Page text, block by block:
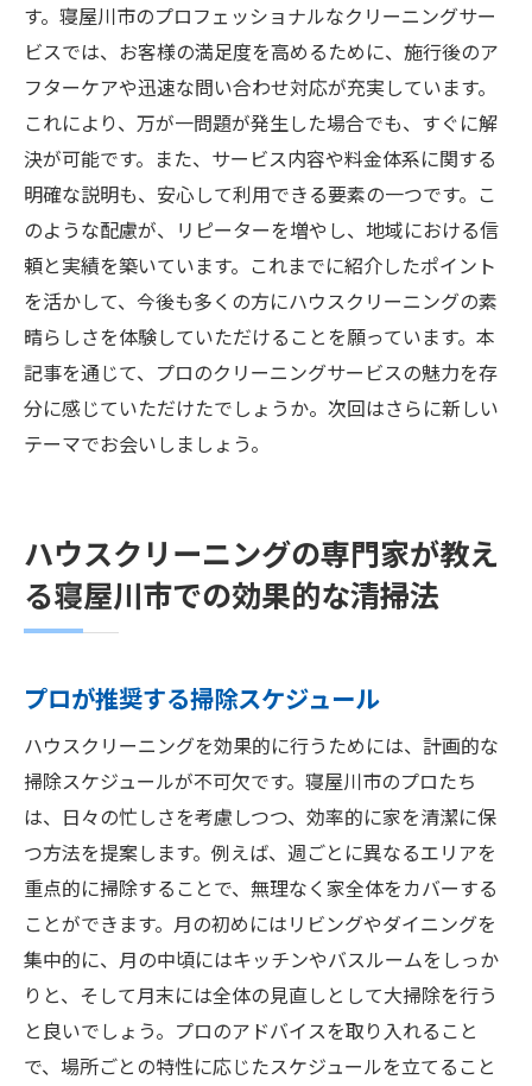
す。寝屋川市のプロフェッショナルなクリーニングサー
ビスでは、お客様の満足度を高めるために、施行後のア
フターケアや迅速な問い合わせ対応が充実しています。
これにより、万が一問題が発生した場合でも、すぐに解
決が可能です。また、サービス内容や料金体系に関する
明確な説明も、安心して利用できる要素の一つです。こ
のような配慮が、リピーターを増やし、地域における信
頼と実績を築いています。これまでに紹介したポイント
を活かして、今後も多くの方にハウスクリーニングの素
晴らしさを体験していただけることを願っています。本
記事を通じて、プロのクリーニングサービスの魅力を存
分に感じていただけたでしょうか。次回はさらに新しい
テーマでお会いしましょう。
ハウスクリーニングの専門家が教え
る寝屋川市での効果的な清掃法
プロが推奨する掃除スケジュール
ハウスクリーニングを効果的に行うためには、計画的な
掃除スケジュールが不可欠です。寝屋川市のプロたち
は、日々の忙しさを考慮しつつ、効率的に家を清潔に保
つ方法を提案します。例えば、週ごとに異なるエリアを
重点的に掃除することで、無理なく家全体をカバーする
ことができます。月の初めにはリビングやダイニングを
集中的に、月の中頃にはキッチンやバスルームをしっか
りと、そして月末には全体の見直しとして大掃除を行う
と良いでしょう。プロのアドバイスを取り入れること
で、場所ごとの特性に応じたスケジュールを立てること